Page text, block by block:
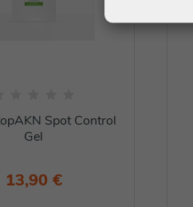
Spot Control
Gel
13,90 €